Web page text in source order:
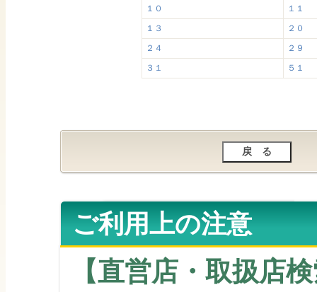
１０
１１
１３
２０
２４
２９
３１
５１
ご利用上の注意
【直営店・取扱店